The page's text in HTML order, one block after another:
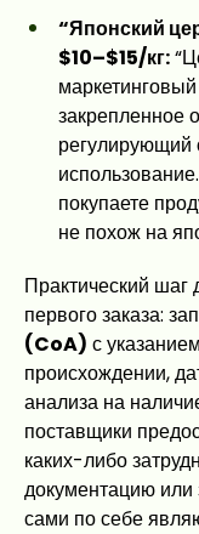
“Японский
$10–$15/кг:
закрепленное
регулирующий
покупаете
не похож на
Практический
первого заказа:
(CoA) с
происхождении,
анализа на
поставщики
каких-либо
документацию или
сами по себе